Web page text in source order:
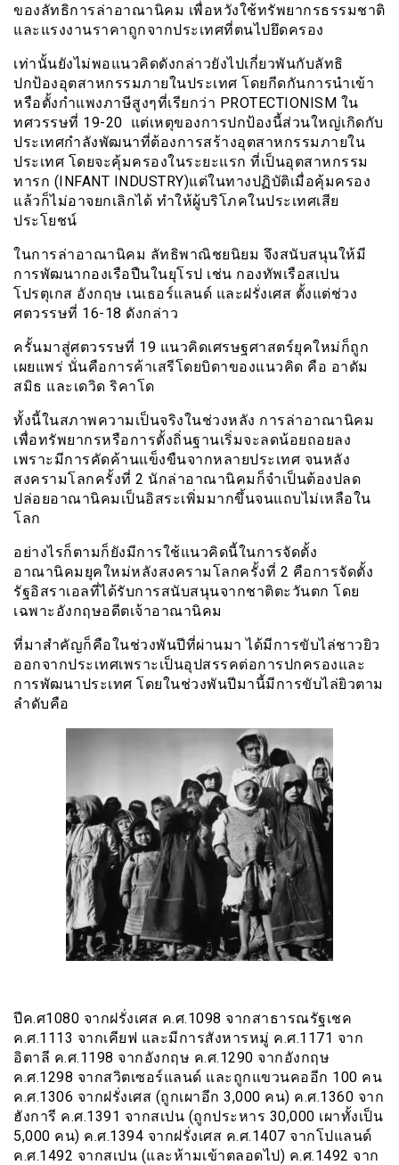
ของลัทธิการล่าอาณานิคม เพื่อหวังใช้ทรัพยากรธรรมชาติ
และแรงงานราคาถูกจากประเทศที่ตนไปยึดครอง
เท่านั้นยังไม่พอแนวคิดดังกล่าวยังไปเกี่ยวพันกับลัทธิ
ปกป้องอุตสาหกรรมภายในประเทศ โดยกีดกันการนำเข้า
หรือตั้งกำแพงภาษีสูงๆที่เรียกว่า PROTECTIONISM ใน
ทศวรรษที่ 19-20 แต่เหตุของการปกป้องนี้ส่วนใหญ่เกิดกับ
ประเทศกำลังพัฒนาที่ต้องการสร้างอุตสาหกรรมภายใน
ประเทศ โดยจะคุ้มครองในระยะแรก ที่เป็นอุตสาหกรรม
ทารก (INFANT INDUSTRY)แต่ในทางปฏิบัติเมื่อคุ้มครอง
แล้วก็ไม่อาจยกเลิกได้ ทำให้ผู้บริโภคในประเทศเสีย
ประโยชน์
ในการล่าอาณานิคม ลัทธิพาณิชยนิยม จึงสนับสนุนให้มี
การพัฒนากองเรือปืนในยุโรป เช่น กองทัพเรือสเปน
โปรตุเกส อังกฤษ เนเธอร์แลนด์ และฝรั่งเศส ตั้งแต่ช่วง
ศตวรรษที่ 16-18 ดังกล่าว
ครั้นมาสู่ศตวรรษที่ 19 แนวคิดเศรษฐศาสตร์ยุคใหม่ก็ถูก
เผยแพร่ นั่นคือการค้าเสรีโดยบิดาของแนวคิด คือ อาดัม
สมิธ และเดวิด ริคาโด
ทั้งนี้ในสภาพความเป็นจริงในช่วงหลัง การล่าอาณานิคม
เพื่อทรัพยากรหรือการตั้งถิ่นฐานเริ่มจะลดน้อยถอยลง
เพราะมีการคัดค้านแข็งขืนจากหลายประเทศ จนหลัง
สงครามโลกครั้งที่ 2 นักล่าอาณานิคมก็จำเป็นต้องปลด
ปล่อยอาณานิคมเป็นอิสระเพิ่มมากขึ้นจนแถบไม่เหลือใน
โลก
อย่างไรก็ตามก็ยังมีการใช้แนวคิดนี้ในการจัดตั้ง
อาณานิคมยุคใหม่หลังสงครามโลกครั้งที่ 2 คือการจัดตั้ง
รัฐอิสราเอลที่ได้รับการสนับสนุนจากชาติตะวันตก โดย
เฉพาะอังกฤษอดีตเจ้าอาณานิคม
ที่มาสำคัญก็คือในช่วงพันปีที่ผ่านมา ได้มีการขับไล่ชาวยิว
ออกจากประเทศเพราะเป็นอุปสรรคต่อการปกครองและ
การพัฒนาประเทศ โดยในช่วงพันปีมานี้มีการขับไล่ยิวตาม
ลำดับคือ
ปีค.ศ1080 จากฝรั่งเศส ค.ศ.1098 จากสาธารณรัฐเชค
ค.ศ.1113 จากเคียฟ และมีการสังหารหมู่ ค.ศ.1171 จาก
อิตาลี ค.ศ.1198 จากอังกฤษ ค.ศ.1290 จากอังกฤษ
ค.ศ.1298 จากสวิตเซอร์แลนด์ และถูกแขวนคออีก 100 คน
ค.ศ.1306 จากฝรั่งเศส (ถูกเผาอีก 3,000 คน) ค.ศ.1360 จาก
ฮังการี ค.ศ.1391 จากสเปน (ถูกประหาร 30,000 เผาทั้งเป็น
5,000 คน) ค.ศ.1394 จากฝรั่งเศส ค.ศ.1407 จากโปแลนด์
ค.ศ.1492 จากสเปน (และห้ามเข้าตลอดไป) ค.ศ.1492 จาก